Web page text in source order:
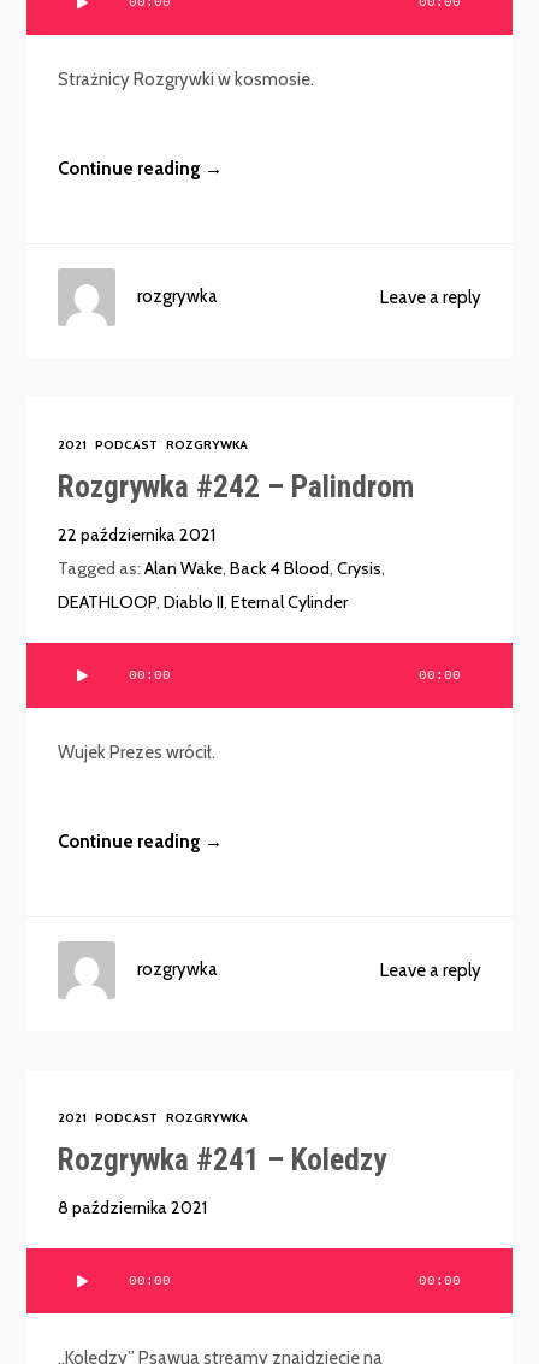
Strażnicy Rozgrywki w kosmosie.
Continue reading →
Leave a reply
rozgrywka
2021 PODCAST ROZGRYWKA
Rozgrywka #242 – Palindrom
22 października 2021
Tagged as:Alan Wake,Back 4 Blood,Crysis,
DEATHLOOP,Diablo II,Eternal Cylinder
00:00 00:00
Wujek Prezes wrócił.
Continue reading →
Leave a reply
rozgrywka
2021 PODCAST ROZGRYWKA
Rozgrywka #241 – Koledzy
8 października 2021
00:00 00:00
„Koledzy” Psawua streamy znajdziecie na